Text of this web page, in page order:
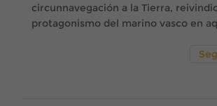
circunnavegación a la Tierra,
protagonismo del marino vasco en